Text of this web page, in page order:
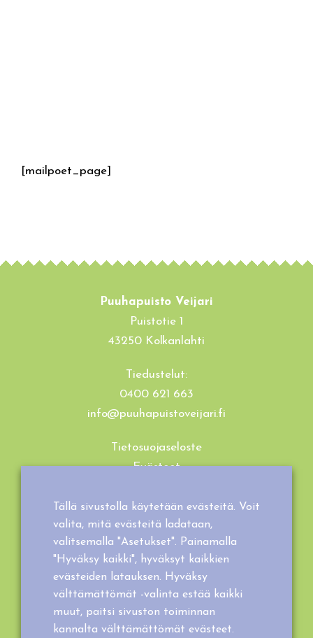
[mailpoet_page]
Puuhapuisto Veijari
Puistotie 1
43250 Kolkanlahti
Tiedustelut:
0400 621 663
info@puuhapuistoveijari.fi
Tietosuojaseloste
Evästeet
Tällä sivustolla käytetään evästeitä. Voit
valita, mitä evästeitä ladataan,
valitsemalla "Asetukset". Painamalla
"Hyväksy kaikki", hyväksyt kaikkien
evästeiden latauksen. Hyväksy
välttämättömät -valinta estää kaikki
muut, paitsi sivuston toiminnan
kannalta välttämättömät evästeet.